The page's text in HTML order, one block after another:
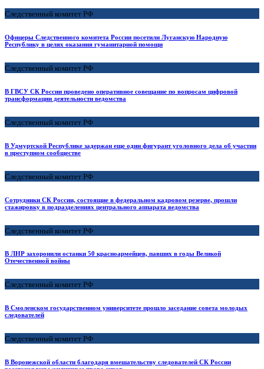
Следственный комитет РФ
Офицеры Следственного комитета России посетили Луганскую Народную
Республику в целях оказания гуманитарной помощи
Следственный комитет РФ
В ГВСУ СК России проведено оперативное совещание по вопросам цифровой
трансформации деятельности ведомства
Следственный комитет РФ
В Удмуртской Республике задержан еще один фигурант уголовного дела об участии
в преступном сообществе
Следственный комитет РФ
Сотрудники СК России, состоящие в федеральном кадровом резерве, прошли
стажировку в подразделениях центрального аппарата ведомства
Следственный комитет РФ
В ЛНР захоронили останки 50 красноармейцев, павших в годы Великой
Отечественной войны
Следственный комитет РФ
В Смоленском государственном университете прошло заседание совета молодых
следователей
Следственный комитет РФ
В Воронежской области благодаря вмешательству следователей СК России